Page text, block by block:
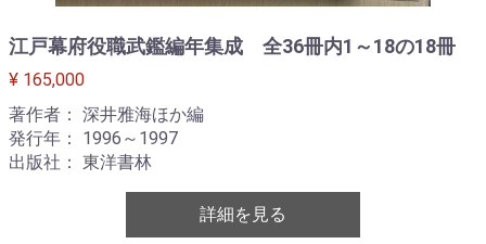
江戸幕府役職武鑑編年集成 全36冊内1～18の18冊
¥ 165,000
著作者： 深井雅海ほか編
発行年： 1996～1997
出版社： 東洋書林
詳細を見る